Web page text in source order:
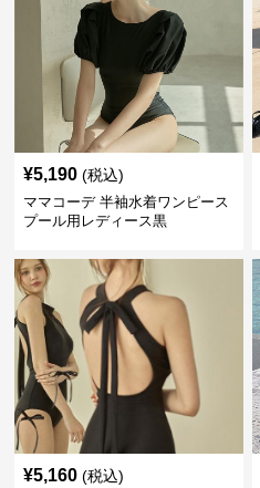
¥5,190 (税込)
ママコーデ 半袖水着ワンピース
プール用レディース黒
¥5,160 (税込)